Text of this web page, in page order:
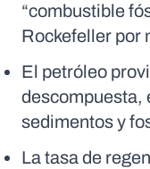
“combustible
Rockefeller por
El petróleo
descompuesta,
sedimentos y
La tasa de